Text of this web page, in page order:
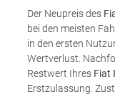
Der Neupreis des
bei den meisten
in den ersten
Wertverlust.
Restwert Ihres Fiat
Erstzulassung.